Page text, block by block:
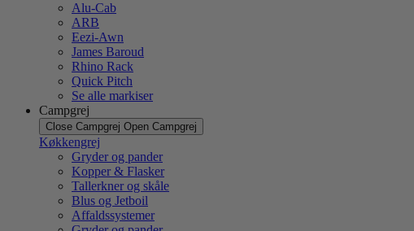
Alu-Cab
ARB
Eezi-Awn
James Baroud
Rhino Rack
Quick Pitch
Se alle markiser
Campgrej
Close Campgrej Open Campgrej
Køkkengrej
Gryder og pander
Kopper & Flasker
Tallerkner og skåle
Blus og Jetboil
Affaldssystemer